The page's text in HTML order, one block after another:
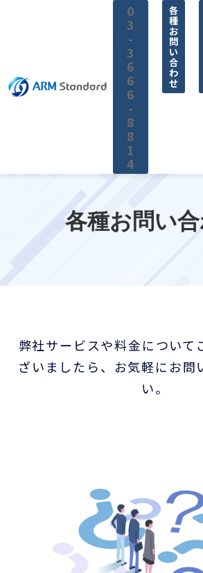
0
3
-
3
6
6
6
-
8
8
1
4
各
種
お
問
い
合
わ
せ
料金
無料セミナー
企業情報
各種お問い
弊社サービスや料金について
ざいましたら、お気軽にお問
い。